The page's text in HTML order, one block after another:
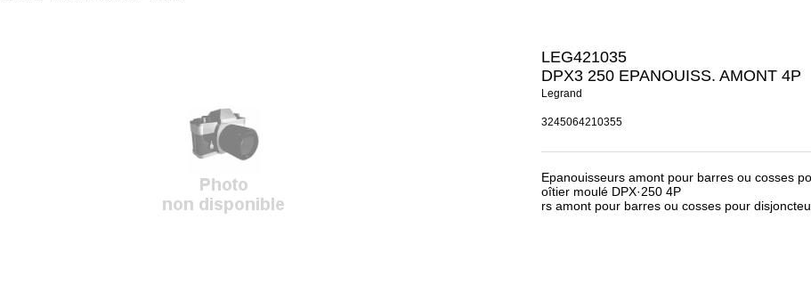
LEG421035
DPX3 250 EPANOUISS. AMONT 4P
Legrand
3245064210355
Epanouisseurs amont pour barres ou cosses
oîtier moulé DPX·250 4P
rs amont pour barres ou cosses pour